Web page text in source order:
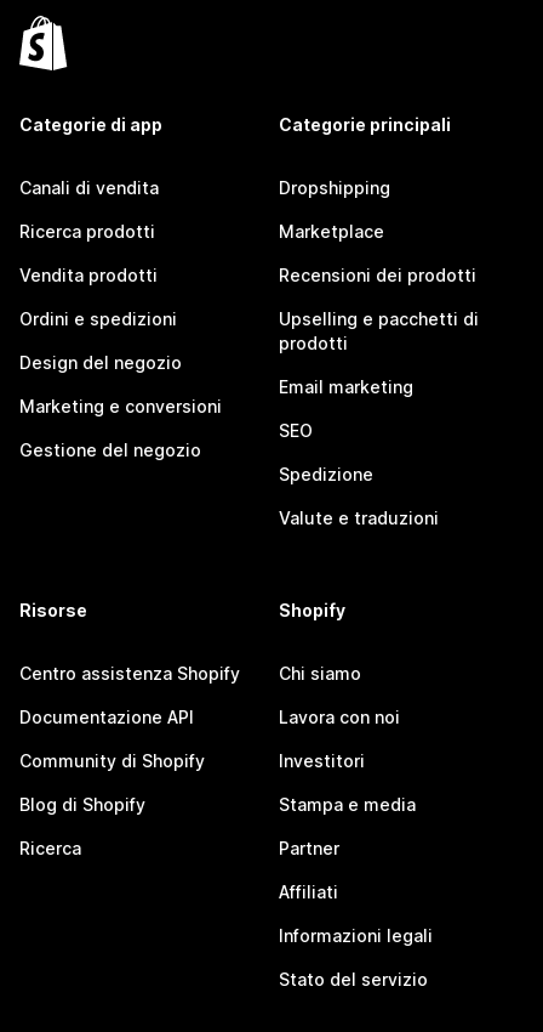
Categorie di app
Canali di vendita
Ricerca prodotti
Vendita prodotti
Ordini e spedizioni
Design del negozio
Marketing e conversioni
Gestione del negozio
Categorie principali
Dropshipping
Marketplace
Recensioni dei prodotti
Upselling e pacchetti di
prodotti
Email marketing
SEO
Spedizione
Valute e traduzioni
Risorse
Centro assistenza Shopify
Documentazione API
Community di Shopify
Blog di Shopify
Ricerca
Shopify
Chi siamo
Lavora con noi
Investitori
Stampa e media
Partner
Affiliati
Informazioni legali
Stato del servizio